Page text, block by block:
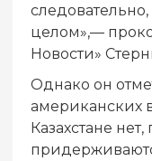
целом»,—
Новости»
Однако он
американских
Казахстане